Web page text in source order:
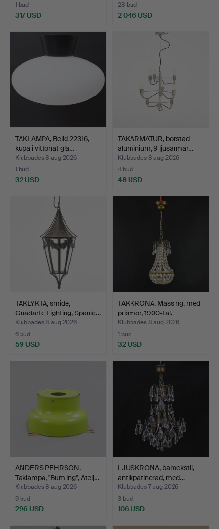
1 bud
317 USD
28 bud
2 046 USD
TAKLAMPA, Belid 22316,
kupa i vittonat gla…
Klubbades 8 aug 2026
1 bud
32 USD
TAKARMATUR, borstad
aluminium, 9 ljusarmar…
Klubbades 8 aug 2026
4 bud
48 USD
TAKLYKTA, smide,
Guadarte Lighting, Spanie…
Klubbades 8 aug 2026
6 bud
59 USD
TAKKRONA. Mässing, med
prismor, 1900-tal.
Klubbades 8 aug 2026
1 bud
32 USD
ANDERS PEHRSON.
Taklampa, "Bumling", Atelj…
Klubbades 8 aug 2026
9 bud
296 USD
LJUSKRONA, barockstil,
antikpatinerad, med…
Klubbades 7 aug 2026
3 bud
106 USD